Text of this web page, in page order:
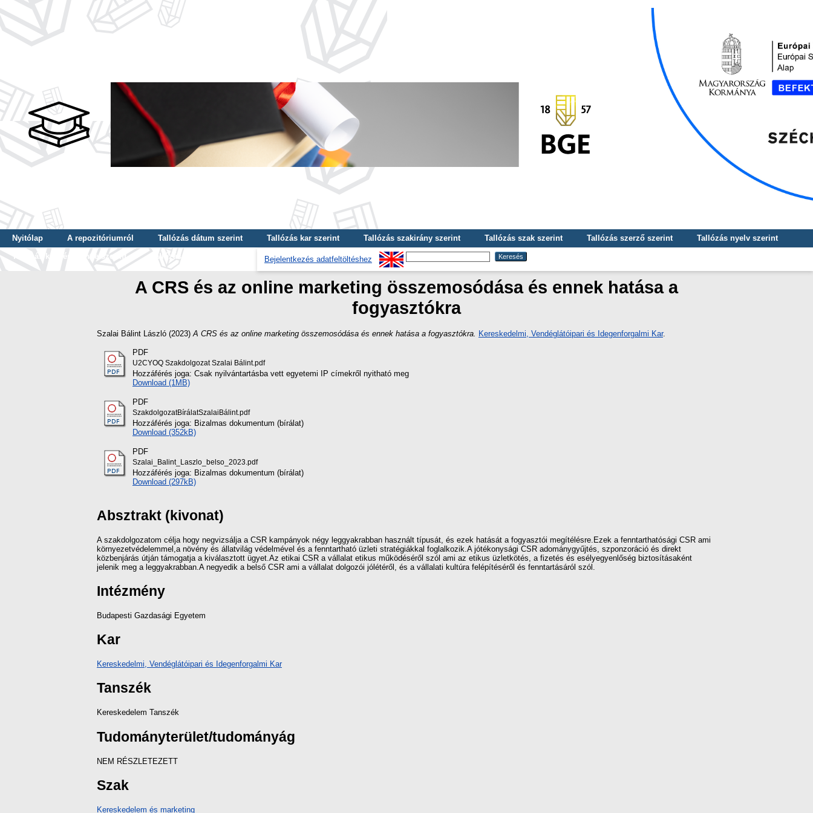
Nyitólap A repozitóriumról Tallózás dátum szerint Tallózás kar szerint Tallózás szakirány szerint Tallózás szak szerint Tallózás szerző szerint
Tallózás nyelv szerint
Tallózás képzés szintje szerint
Tallózás kulcsszó szerint Bejelentkezés adatfeltöltéshez
A CRS és az online marketing összemosódása és ennek hatása a
fogyasztókra
Szalai Bálint László (2023) A CRS és az online marketing összemosódása és ennek hatása a fogyasztókra. Kereskedelmi, Vendéglátóipari és Idegenforgalmi Kar.
PDF
U2CYOQ Szakdolgozat Szalai Bálint.pdf
Hozzáférés joga: Csak nyilvántartásba vett egyetemi IP címekről nyitható meg
Download (1MB)
PDF
SzakdolgozatBírálatSzalaiBálint.pdf
Hozzáférés joga: Bizalmas dokumentum (bírálat)
Download (352kB)
PDF
Szalai_Balint_Laszlo_belso_2023.pdf
Hozzáférés joga: Bizalmas dokumentum (bírálat)
Download (297kB)
Absztrakt (kivonat)
A szakdolgozatom célja hogy negvizsálja a CSR kampányok négy leggyakrabban használt típusát, és ezek hatását a fogyasztói megítélésre.Ezek a fenntarthatósági CSR ami
környezetvédelemmel,a növény és állatvilág védelmével és a fenntartható üzleti stratégiákkal foglalkozik.A jótékonysági CSR adománygyűjtés, szponzoráció és direkt
közbenjárás útján támogatja a kiválasztott ügyet.Az etikai CSR a vállalat etikus működéséről szól ami az etikus üzletkötés, a fizetés és esélyegyenlőség biztosításaként
jelenik meg a leggyakrabban.A negyedik a belső CSR ami a vállalat dolgozói jólétéről, és a vállalati kultúra felépítéséről és fenntartásáról szól.
Intézmény
Budapesti Gazdasági Egyetem
Kar
Kereskedelmi, Vendéglátóipari és Idegenforgalmi Kar
Tanszék
Kereskedelem Tanszék
Tudományterület/tudományág
NEM RÉSZLETEZETT
Szak
Kereskedelem és marketing